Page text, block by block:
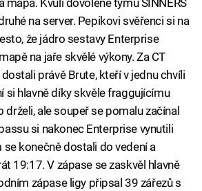
mapa. Kvůli dovolené týmu SINNERS
na server. Pepikovi svěřenci si na
že jádro sestavy Enterprise
na jaře skvělé výkony. Za CT
právě Brute, kteří v jednu chvíli
si hlavně díky skvěle fraggujícímu
drželi, ale soupeř se pomalu začínal
si nakonec Enterprise vynutili
se konečně dostali do vedení a
19:17. V zápase se zaskvěl hlavně
zápase ligy připsal 39 zářezů s